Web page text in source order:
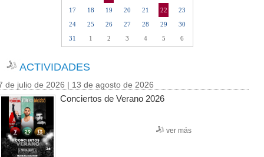
17
18 19 20 21 22
23
24
25 26 27 28 29
30
31
1 2 3 4 5 6
ACTIVIDADES
de julio de 2026 | 13 de agosto de 2026
Conciertos de Verano 2026
ver más